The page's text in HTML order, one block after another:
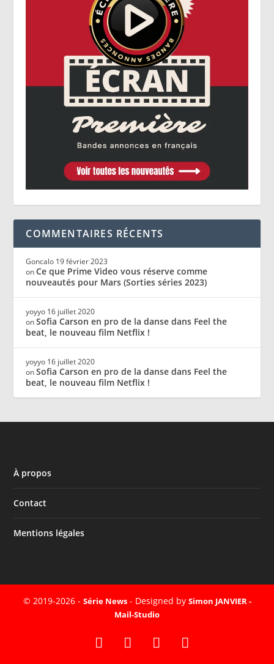
COMMENTAIRES RÉCENTS
Goncalo 19 février 2023
onCe que Prime Video vous réserve comme
nouveautés pour Mars (Sorties séries 2023)
yoyyo 16 juillet 2020
onSofia Carson en pro de la danse dans Feel the
beat, le nouveau film Netflix !
yoyyo 16 juillet 2020
onSofia Carson en pro de la danse dans Feel the
beat, le nouveau film Netflix !
À propos
Contact
Mentions légales
© 2019-2026 - Série News- Designed by Simon JANVIER -
Mail-Studio